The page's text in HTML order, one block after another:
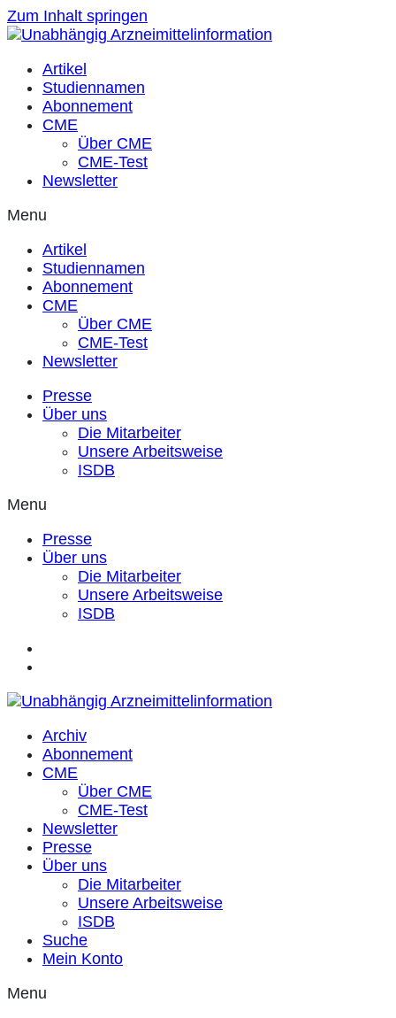
Zum Inhalt springen
Artikel
Studiennamen
Abonnement
CME
Über CME
CME-Test
Newsletter
Menu
Artikel
Studiennamen
Abonnement
CME
Über CME
CME-Test
Newsletter
Presse
Über uns
Die Mitarbeiter
Unsere Arbeitsweise
ISDB
Menu
Presse
Über uns
Die Mitarbeiter
Unsere Arbeitsweise
ISDB
Archiv
Abonnement
CME
Über CME
CME-Test
Newsletter
Presse
Über uns
Die Mitarbeiter
Unsere Arbeitsweise
ISDB
Suche
Mein Konto
Menu